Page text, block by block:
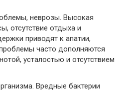
неврозы. Высокая
отсутствие отдыха и
приводят к апатии,
часто дополняются
усталостью и отсутствием
Вредные бактерии